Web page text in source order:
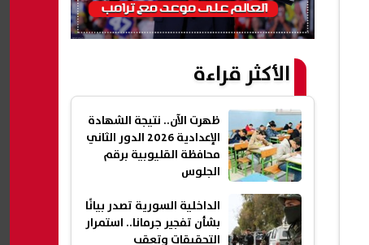
الأكثر قراءة
ظهرت الآن.. نتيجة الشهادة
الإعدادية 2026 الدور الثاني
محافظة القليوبية برقم
الجلوس
الداخلية السورية تصدر بيانًا
بشأن تفجير جرمانا.. استمرار
التحقيقات وتعقب